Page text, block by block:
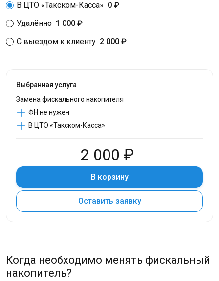
В ЦТО «Такском-Касса» 0 ₽
Удалённо 1 000 ₽
С выездом к клиенту 2 000 ₽
Выбранная услуга
Замена фискального накопителя
ФН не нужен
В ЦТО «Такском-Касса»
2 000 ₽
В корзину
Оставить заявку
Когда необходимо менять фискальный
накопитель?